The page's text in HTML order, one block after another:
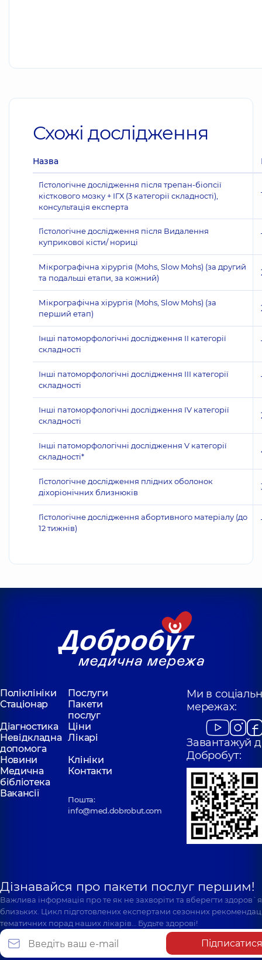
Схожі дослідження
Назва
Гістологічне дослідження після трепан-біопсії
кісткового мозку + ІГХ (3 категорії складності),
консультація експерта
Гістологічне дослідження після Видалення
куприкової кісти/ нориці
Мікрографічна хірургія (Mohs, Slow Mohs) (за другий
та подальші етапи, за кожний)
Мікрографічна хірургія (Mohs, Slow Mohs) (за
перший етап)
Інші патоморфологічні дослідження II категорії
складності
Інші патоморфологічні дослідження III категорії
складності
Інші патоморфологічні дослідження IV категорії
складності
Інші патоморфологічні дослідження V категорії
складності*
Гістологічне дослідження плідних оболонок
діхоріонічних близнюків
Гістологічне дослідження абортивного матеріалу (до
12 тижнів)
Поліклініки
Послуги
Стаціонар
Пакети
послуг
Діагностика
Ціни
Невідкладна
допомога
Лікарі
Новини
Клініки
Медична
бібліотека
Контакти
Вакансії
Пошта:
info@med.dobrobut.com
Ми в
мережах:
Завантажуй
Добробут:
Дізнавайся про пакети послуг першим!
Важлива інформація про те як не захворіти та вберегти
близьких. Цикл підготовлених експертами сезонних
тематичних порад наших лікарів… Будьте здорові!
Підписатися